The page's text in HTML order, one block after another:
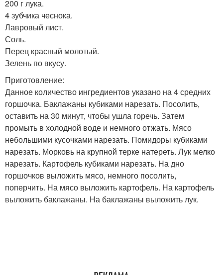
200 г лука.
4 зубчика чеснока.
Лавровый лист.
Соль.
Перец красный молотый.
Зелень по вкусу.
Приготовление:
Данное количество ингредиентов указано на 4 средних
горшочка. Баклажаны кубиками нарезать. Посолить,
оставить на 30 минут, чтобы ушла горечь. Затем
промыть в холодной воде и немного отжать. Мясо
небольшими кусочками нарезать. Помидоры кубиками
нарезать. Морковь на крупной терке натереть. Лук мелко
нарезать. Картофель кубиками нарезать. На дно
горшочков выложить мясо, немного посолить,
поперчить. На мясо выложить картофель. На картофель
выложить баклажаны. На баклажаны выложить лук.